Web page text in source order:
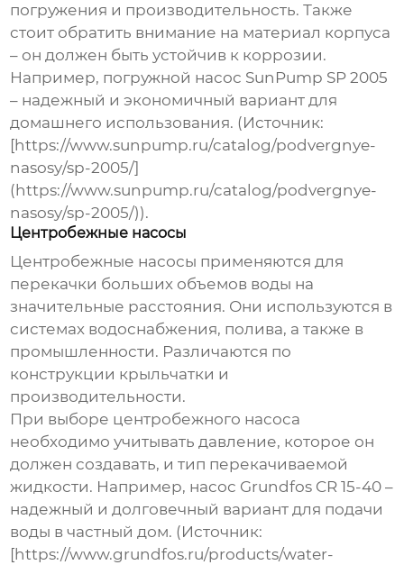
погружения и производительность. Также
стоит обратить внимание на материал корпуса
– он должен быть устойчив к коррозии.
Например, погружной насос SunPump SP 2005
– надежный и экономичный вариант для
домашнего использования. (Источник:
[https://www.sunpump.ru/catalog/podvergnye-
nasosy/sp-2005/]
(https://www.sunpump.ru/catalog/podvergnye-
nasosy/sp-2005/)).
Центробежные насосы
Центробежные насосы применяются для
перекачки больших объемов воды на
значительные расстояния. Они используются в
системах водоснабжения, полива, а также в
промышленности. Различаются по
конструкции крыльчатки и
производительности.
При выборе центробежного насоса
необходимо учитывать давление, которое он
должен создавать, и тип перекачиваемой
жидкости. Например, насос Grundfos CR 15-40 –
надежный и долговечный вариант для подачи
воды в частный дом. (Источник:
[https://www.grundfos.ru/products/water-